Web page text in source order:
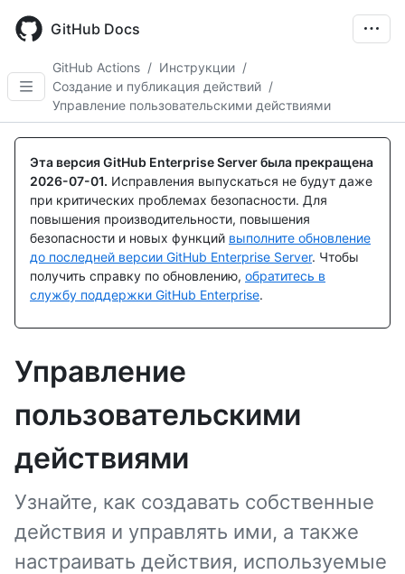
main
GitHub Docs
GitHub Actions / Инструкции /
Создание и публикация действий /
Управление пользовательскими действиями
Эта версия GitHub Enterprise Server была прекращена
2026-07-01. Исправления выпускаться не будут даже
при критических проблемах безопасности. Для
повышения производительности, повышения
безопасности и новых функций выполните обновление
до последней версии GitHub Enterprise Server. Чтобы
получить справку по обновлению, обратитесь в
службу поддержки GitHub Enterprise.
Управление
пользовательскими
действиями
Узнайте, как создавать собственные
действия и управлять ими, а также
настраивать действия, используемые